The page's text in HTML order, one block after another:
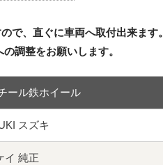
で、直ぐに車両へ取付出来ます。
調整をお願いします。
ール鉄ホイール
スズキ
イ 純正